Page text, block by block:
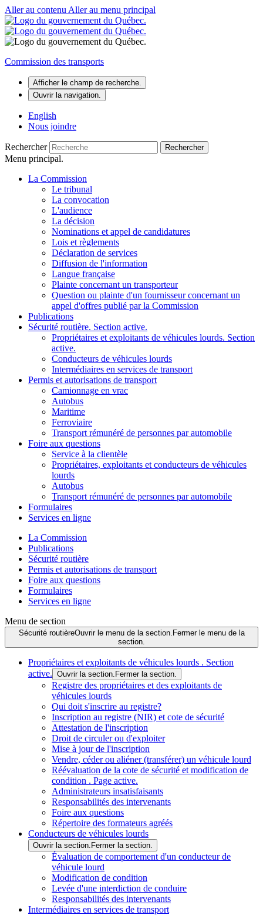
Aller au contenu Aller au menu principal
Commission des transports
Afficher le champ de recherche.
Ouvrir la navigation.
English
Nous joindre
Rechercher Rechercher
Menu principal.
La Commission
Le tribunal
La convocation
L'audience
La décision
Nominations et appel de candidatures
Lois et règlements
Déclaration de services
Diffusion de l'information
Langue française
Plainte concernant un transporteur
Question ou plainte d'un fournisseur concernant un
appel d'offres publié par la Commission
Publications
Sécurité routière. Section active.
Propriétaires et exploitants de véhicules lourds. Section
active.
Conducteurs de véhicules lourds
Intermédiaires en services de transport
Permis et autorisations de transport
Camionnage en vrac
Autobus
Maritime
Ferroviaire
Transport rémunéré de personnes par automobile
Foire aux questions
Service à la clientèle
Propriétaires, exploitants et conducteurs de véhicules
lourds
Autobus
Transport rémunéré de personnes par automobile
Formulaires
Services en ligne
La Commission
Publications
Sécurité routière
Permis et autorisations de transport
Foire aux questions
Formulaires
Services en ligne
Menu de section
Sécurité routièreOuvrir le menu de la section. Fermer le menu de la
section.
Propriétaires et exploitants de véhicules lourds . Section
active. Ouvrir la section. Fermer la section.
Registre des propriétaires et des exploitants de
véhicules lourds
Qui doit s'inscrire au registre?
Inscription au registre (NIR) et cote de sécurité
Attestation de l'inscription
Droit de circuler ou d'exploiter
Mise à jour de l'inscription
Vendre, céder ou aliéner (transférer) un véhicule lourd
Réévaluation de la cote de sécurité et modification de
condition . Page active.
Administrateurs insatisfaisants
Responsabilités des intervenants
Foire aux questions
Répertoire des formateurs agréés
Conducteurs de véhicules lourds
Ouvrir la section. Fermer la section.
Évaluation de comportement d'un conducteur de
véhicule lourd
Modification de condition
Levée d'une interdiction de conduire
Responsabilités des intervenants
Intermédiaires en services de transport